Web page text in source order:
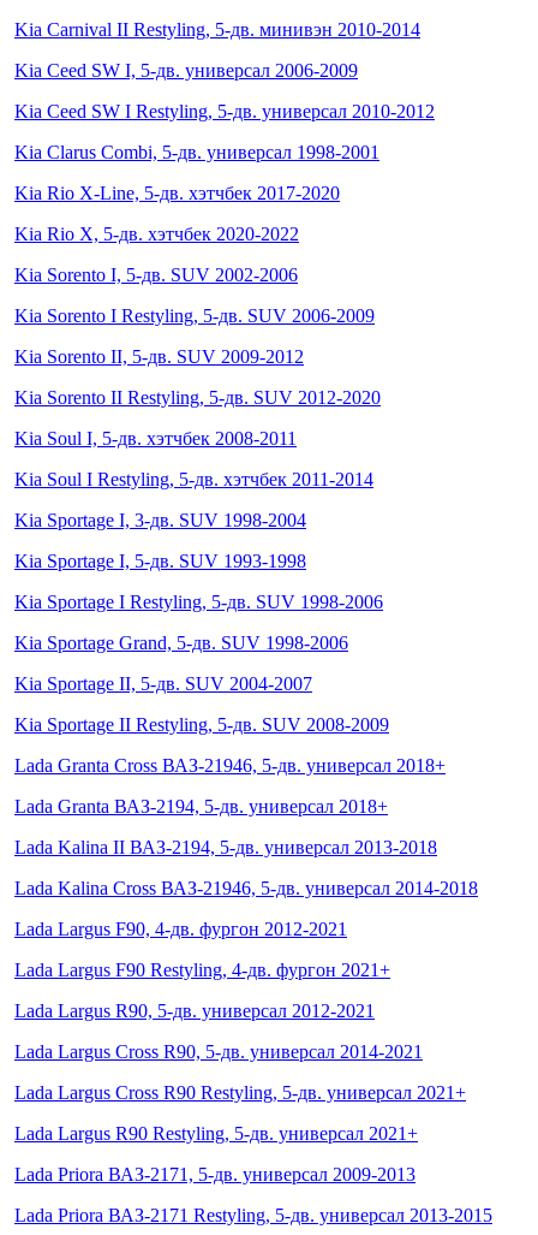
Kia Carnival II Restyling, 5-дв. минивэн 2010-2014
Kia Ceed SW I, 5-дв. универсал 2006-2009
Kia Ceed SW I Restyling, 5-дв. универсал 2010-2012
Kia Clarus Combi, 5-дв. универсал 1998-2001
Kia Rio X-Line, 5-дв. хэтчбек 2017-2020
Kia Rio X, 5-дв. хэтчбек 2020-2022
Kia Sorento I, 5-дв. SUV 2002-2006
Kia Sorento I Restyling, 5-дв. SUV 2006-2009
Kia Sorento II, 5-дв. SUV 2009-2012
Kia Sorento II Restyling, 5-дв. SUV 2012-2020
Kia Soul I, 5-дв. хэтчбек 2008-2011
Kia Soul I Restyling, 5-дв. хэтчбек 2011-2014
Kia Sportage I, 3-дв. SUV 1998-2004
Kia Sportage I, 5-дв. SUV 1993-1998
Kia Sportage I Restyling, 5-дв. SUV 1998-2006
Kia Sportage Grand, 5-дв. SUV 1998-2006
Kia Sportage II, 5-дв. SUV 2004-2007
Kia Sportage II Restyling, 5-дв. SUV 2008-2009
Lada Granta Cross ВАЗ-21946, 5-дв. универсал 2018+
Lada Granta ВАЗ-2194, 5-дв. универсал 2018+
Lada Kalina II ВАЗ-2194, 5-дв. универсал 2013-2018
Lada Kalina Cross ВАЗ-21946, 5-дв. универсал 2014-2018
Lada Largus F90, 4-дв. фургон 2012-2021
Lada Largus F90 Restyling, 4-дв. фургон 2021+
Lada Largus R90, 5-дв. универсал 2012-2021
Lada Largus Cross R90, 5-дв. универсал 2014-2021
Lada Largus Cross R90 Restyling, 5-дв. универсал 2021+
Lada Largus R90 Restyling, 5-дв. универсал 2021+
Lada Priora ВАЗ-2171, 5-дв. универсал 2009-2013
Lada Priora ВАЗ-2171 Restyling, 5-дв. универсал 2013-2015